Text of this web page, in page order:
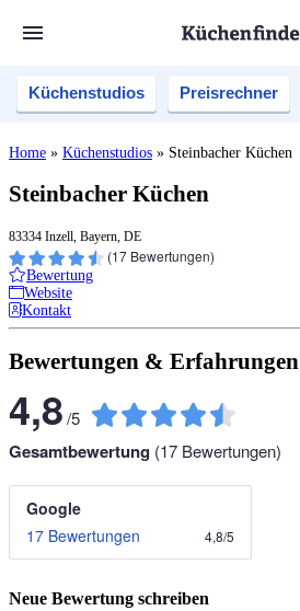
Küchenstudios Preisrechner
Home » Küchenstudios » Steinbacher Küchen
Steinbacher Küchen
83334 Inzell, Bayern, DE
(17 Bewertungen)
Bewertung
Website
Kontakt
Bewertungen & Erfahrungen
4,8/5
Gesamtbewertung (17 Bewertungen)
Google
17 Bewertungen
4,8/5
Neue Bewertung schreiben